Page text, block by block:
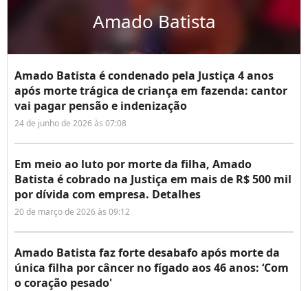
Amado Batista
Amado Batista é condenado pela Justiça 4 anos
após morte trágica de criança em fazenda: cantor
vai pagar pensão e indenização
24 de junho de 2026 às 07:08
Em meio ao luto por morte da filha, Amado
Batista é cobrado na Justiça em mais de R$ 500 mil
por dívida com empresa. Detalhes
20 de março de 2026 às 09:12
Amado Batista faz forte desabafo após morte da
única filha por câncer no fígado aos 46 anos: ‘Com
o coração pesado'